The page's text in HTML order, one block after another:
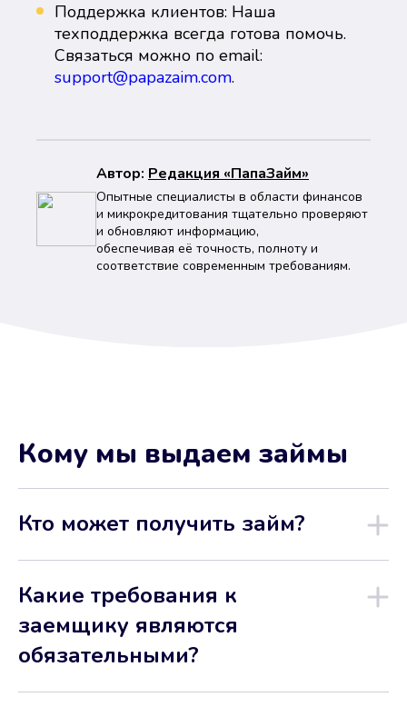
Поддержка клиентов: Наша
техподдержка всегда готова помочь.
Связаться можно по email:
support@papazaim.com.
Автор: Peдaкция «ПапаЗайм»
Опытные специалисты в области финансов
и микрокредитования тщательно проверяют
и обновляют информацию,
обеспечивая её точность, полноту и
соответствие современным требованиям.
Кому мы выдаем займы
Кто может получить займ?
Какие требования к
заемщику являются
обязательными?